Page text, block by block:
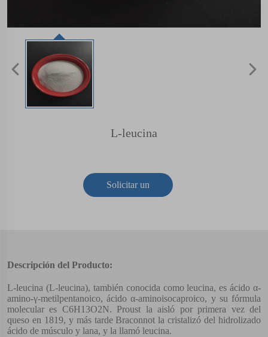
L-leucina
Solicitar un
Descripción del Producto:
L-leucina (L-leucina), también conocida como leucina, es ácido α-
amino-γ-metilpentanoico, ácido α-aminoisocaproico, y su fórmula
molecular es C6H13O2N. Proust la aisló por primera vez del
queso en 1819, y más tarde Braconnot la cristalizó del hidrolizado
ácido de músculo y lana, y la llamó leucina.